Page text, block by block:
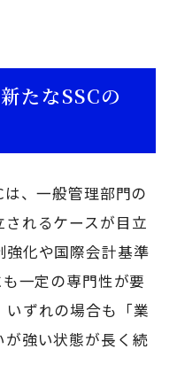
たなSSCの
、一般管理部門の
れるケースが目立
強化や国際会計基準
一定の専門性が要
ずれの場合も「業
強い状態が長く続